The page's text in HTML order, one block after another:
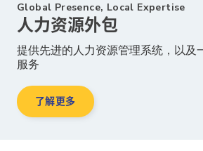
Global Presence, Local Expertise
人力资源外包
提供先进的人力资源管理系统，以及
服务
了解更多